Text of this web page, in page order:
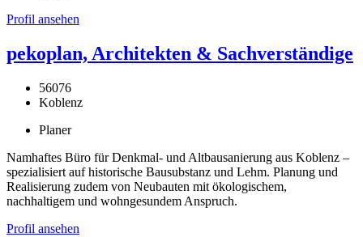
Profil ansehen
pekoplan, Architekten & Sachverständige
56076
Koblenz
Planer
Namhaftes Büro für Denkmal- und Altbausanierung aus Koblenz –
spezialisiert auf historische Bausubstanz und Lehm. Planung und
Realisierung zudem von Neubauten mit ökologischem,
nachhaltigem und wohngesundem Anspruch.
Profil ansehen